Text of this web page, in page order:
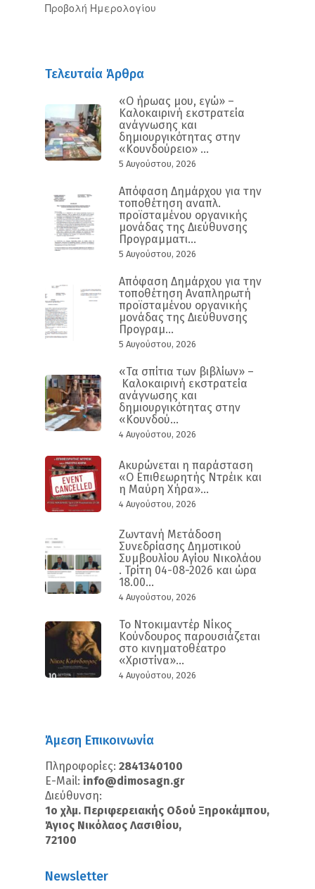
Προβολή Ημερολογίου
Τελευταία Άρθρα
«Ο ήρωας μου, εγώ» –
Καλοκαιρινή εκστρατεία
ανάγνωσης και
δημιουργικότητας στην
«Κουνδούρειο» ...
5 Αυγούστου, 2026
Απόφαση Δημάρχου για την
τοποθέτηση αναπλ.
προϊσταμένου οργανικής
μονάδας της Διεύθυνσης
Προγραμματι...
5 Αυγούστου, 2026
Απόφαση Δημάρχου για την
τοποθέτηση Αναπληρωτή
προϊσταμένου οργανικής
μονάδας της Διεύθυνσης
Προγραμ...
5 Αυγούστου, 2026
«Τα σπίτια των βιβλίων» –
Καλοκαιρινή εκστρατεία
ανάγνωσης και
δημιουργικότητας στην
«Κουνδού...
4 Αυγούστου, 2026
Ακυρώνεται η παράσταση
«Ο Επιθεωρητής Ντρέικ και
η Μαύρη Χήρα»...
4 Αυγούστου, 2026
Ζωντανή Μετάδοση
Συνεδρίασης Δημοτικού
Συμβουλίου Αγίου Νικολάου
. Τρίτη 04-08-2026 και ώρα
18.00...
4 Αυγούστου, 2026
Το Ντοκιμαντέρ Νίκος
Κούνδουρος παρουσιάζεται
στο κινηματοθέατρο
«Χριστίνα»...
4 Αυγούστου, 2026
Άμεση Επικοινωνία
Πληροφορίες: 2841340100
E-Mail: info@dimosagn.gr
Διεύθυνση:
1ο χλμ. Περιφερειακής Οδού Ξηροκάμπου,
Άγιος Νικόλαος Λασιθίου,
72100
Newsletter